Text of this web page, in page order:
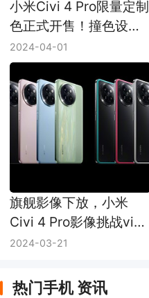
小米Civi 4 Pro限量定制
色正式开售！撞色设计
售价3599元
2024-04-01
旗舰影像下放，小米
Civi 4 Pro影像挑战vivo
X100？
2024-03-21
热门手机 资讯